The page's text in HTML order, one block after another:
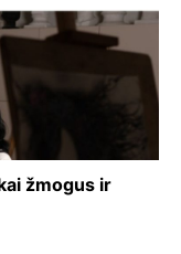
žmogus ir